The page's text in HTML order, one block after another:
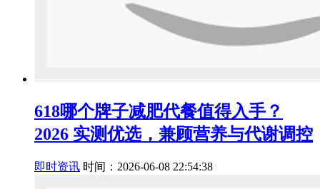
618哪个牌子减肥代餐值得入手？
2026 实测优选，兼顾营养与代谢调控
即时资讯 时间：2026-06-08 22:54:38